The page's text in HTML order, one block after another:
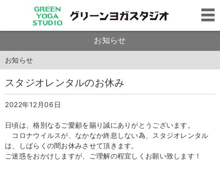
お知らせ
お知らせ
スタジオレンタルのお休み
2022年12月06日
日頃は、格別なるご愛顧を賜り誠にありがとうございます。
コロナウイルスが、なかなか終息しない為、スタジオレンタル
は、しばらくの間お休みさせて頂きます。
ご迷惑をおかけしますが、ご理解の程宜しくお願い致します！